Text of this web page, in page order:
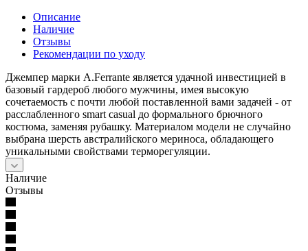
Описание
Наличие
Отзывы
Рекомендации по уходу
Джемпер марки A.Ferrante является удачной инвестицией в
базовый гардероб любого мужчины, имея высокую
сочетаемость с почти любой поставленной вами задачей - от
расслабленного smart casual до формального брючного
костюма, заменяя рубашку. Материалом модели не случайно
выбрана шерсть австралийского мериноса, обладающего
уникальными свойствами терморегуляции.
Наличие
Отзывы